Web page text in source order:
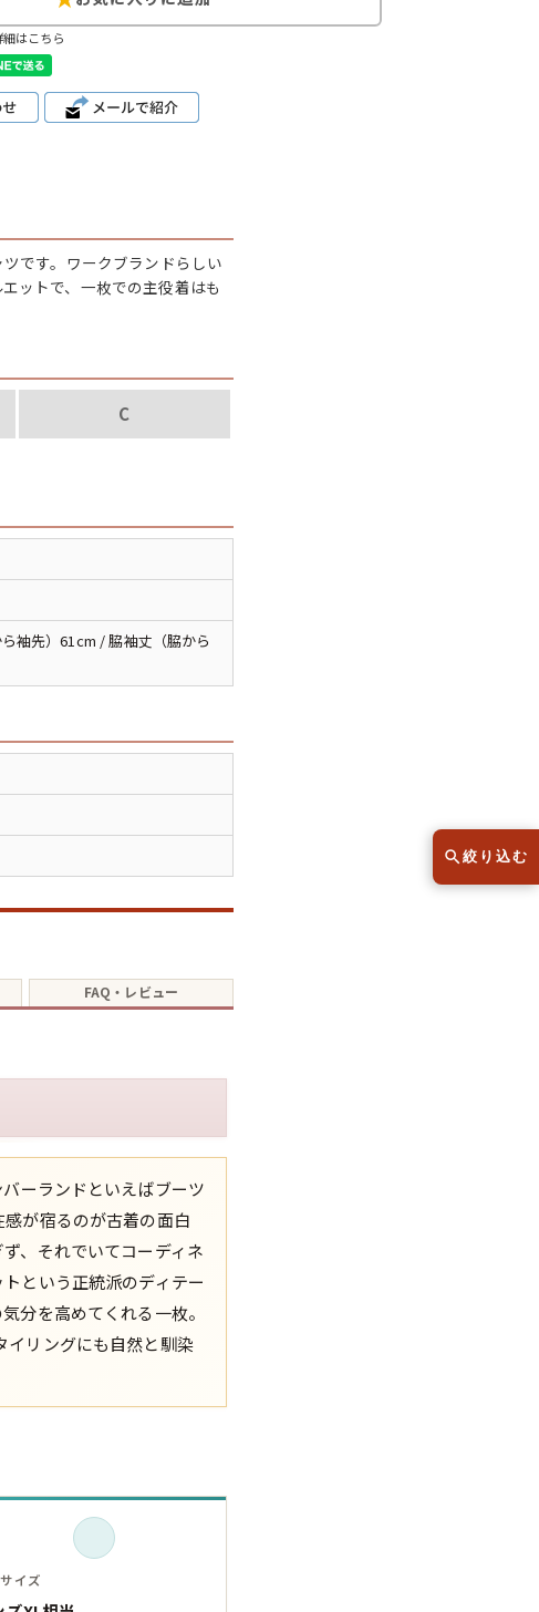
レン
ナイキ
アイテムから探す
スウェット
半袖シャツ
レディース
by Sizeサイズから探す（メンズ）
ト XS S M L
ト XS S M L
ツ XS S M
ツ XS S M L
XS S M L
by Maniac
アニメ
はこちら
です。ワークブランドらしい
ットで、一枚での主役着はも
C
袖先）61cm / 脇袖丈（脇から
FAQ・レビュー
ーランドといえばブーツ
が宿るのが古着の面白
、それでいてコーディネ
という正統派のディテー
分を高めてくれる一枚。
イリングにも自然と馴染
イズ
絞り込む